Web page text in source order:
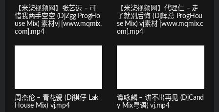
【米柒视频网】张艺迈 – 可
惜我两手空空 (DjZgg ProgHo
use Mix) 素材vj [www.mqmix.
com].mp4
【米柒视频网】代理仁 – 走
了就别后悔 (Dj辉总 ProgHou
se Mix) vj素材 [www.mqmix.c
om].mp4
周杰伦 – 青花瓷 (Dj祺仔 Lak
House Mix) vj.mp4
谭咏麟 – 讲不出再见 (DjCand
y Mix粤语) vj.mp4